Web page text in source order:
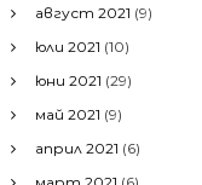
август 2021 (9)
юли 2021 (10)
юни 2021 (29)
май 2021 (9)
април 2021 (6)
март 2021 (6)